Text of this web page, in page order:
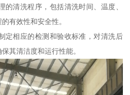
的清洗程序，包括清洗时间、温度、
有效性和安全性。
定相应的检测和验收标准，对清洗后
其清洁度和运行性能。